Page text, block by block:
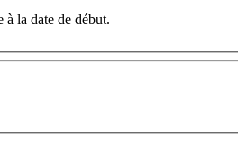
à la date de début.